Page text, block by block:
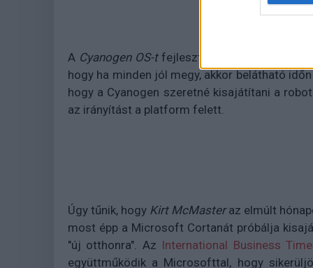
A Cyanogen OS-tfejlesztő vállalat ügyvezető
hogy ha minden jól megy, akkor belátható
hogy a Cyanogen szeretné kisajátítani a
az irányítást a platform felett.
Úgy tűnik, hogy Kirt McMasteraz elmúlt
most épp a Microsoft Cortanát próbálja
"új otthonra". Az International Business
együttműködik a Microsofttal, hogy